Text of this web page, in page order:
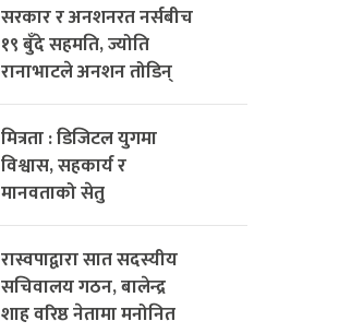
सरकार र अनशनरत नर्सबीच
१९ बुँदे सहमति, ज्योति
रानाभाटले अनशन तोडिन्
मित्रता : डिजिटल युगमा
विश्वास, सहकार्य र
मानवताको सेतु
रास्वपाद्वारा सात सदस्यीय
सचिवालय गठन, बालेन्द्र
शाह वरिष्ठ नेतामा मनोनित